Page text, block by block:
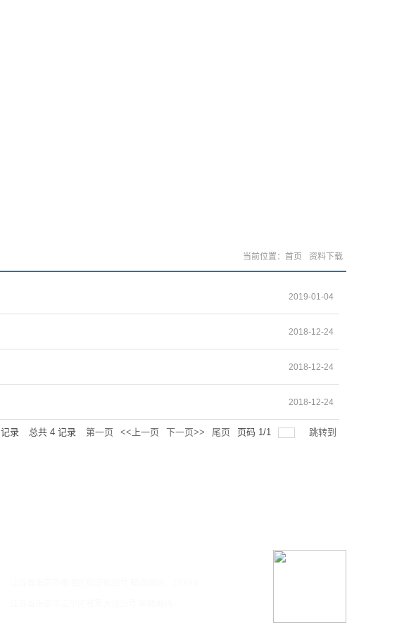
当前位置： 首页 资料下载
2019-01-04
2018-12-24
2018-12-24
2018-12-24
记录 总共 4 记录 第一页 <<上一页 下一页>> 尾页 页码 1/1 跳转到